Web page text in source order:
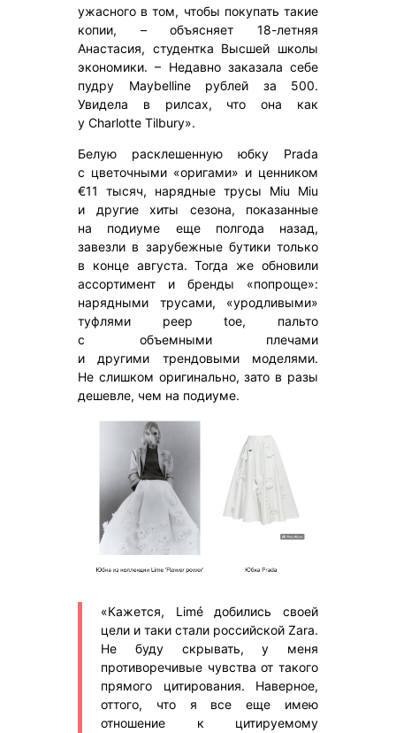
ужасного в том, чтобы покупать такие
копии, – объясняет 18-летняя
Анастасия, студентка Высшей школы
экономики. – Недавно заказала себе
пудру Maybelline рублей за 500.
Увидела в рилсах, что она как
у Charlotte Tilbury».
Белую расклешенную юбку Prada
с цветочными «оригами» и ценником
€11 тысяч, нарядные трусы Miu Miu
и другие хиты сезона, показанные
на подиуме еще полгода назад,
завезли в зарубежные бутики только
в конце августа. Тогда же обновили
ассортимент и бренды «попроще»:
нарядными трусами, «уродливыми»
туфлями peep toe, пальто
с объемными плечами
и другими трендовыми моделями.
Не слишком оригинально, зато в разы
дешевле, чем на подиуме.
«Кажется, Limé добились своей
цели и таки стали российской Zara.
Не буду скрывать, у меня
противоречивые чувства от такого
прямого цитирования. Наверное,
оттого, что я все еще имею
отношение к цитируемому